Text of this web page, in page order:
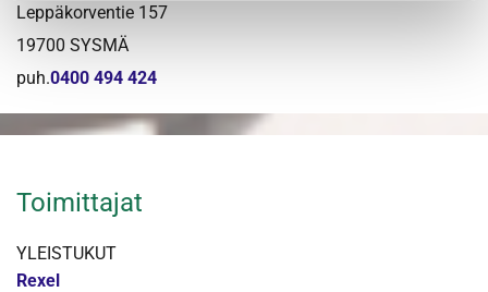
Leppäkorventie 157
19700 SYSMÄ
puh.0400 494 424
Toimittajat
YLEISTUKUT
Rexel